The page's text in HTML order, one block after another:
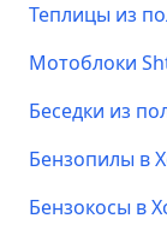
Теплицы из
Мотоблоки
Беседки из
Бензопилы в
Бензокосы в